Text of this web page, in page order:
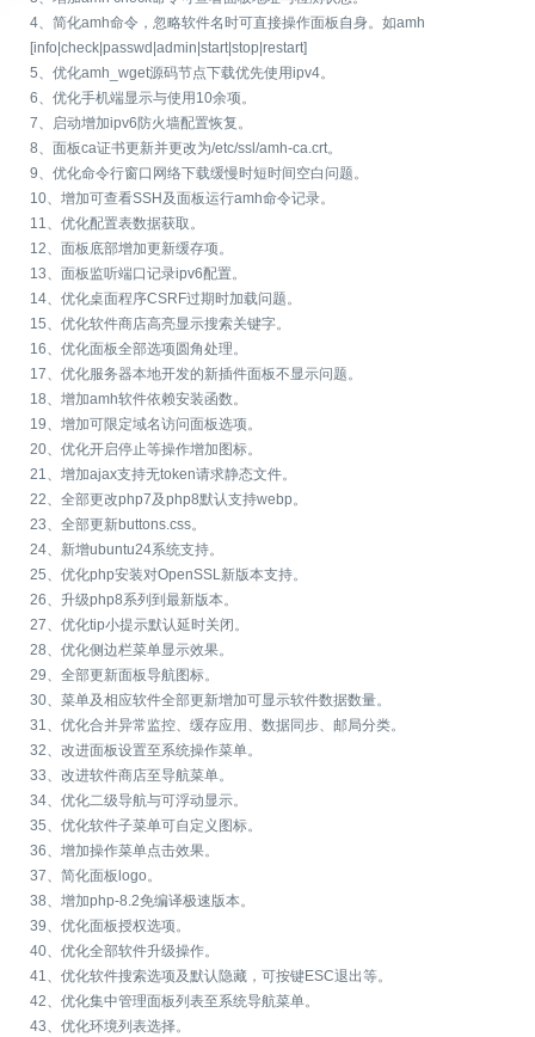
4、简化amh命令，忽略软件名时可直接操作面板自身。如amh
[info|check|passwd|admin|start|stop|restart]
5、优化amh_wget源码节点下载优先使用ipv4。
6、优化手机端显示与使用10余项。
7、启动增加ipv6防火墙配置恢复。
8、面板ca证书更新并更改为/etc/ssl/amh-ca.crt。
9、优化命令行窗口网络下载缓慢时短时间空白问题。
10、增加可查看SSH及面板运行amh命令记录。
11、优化配置表数据获取。
12、面板底部增加更新缓存项。
13、面板监听端口记录ipv6配置。
14、优化桌面程序CSRF过期时加载问题。
15、优化软件商店高亮显示搜索关键字。
16、优化面板全部选项圆角处理。
17、优化服务器本地开发的新插件面板不显示问题。
18、增加amh软件依赖安装函数。
19、增加可限定域名访问面板选项。
20、优化开启停止等操作增加图标。
21、增加ajax支持无token请求静态文件。
22、全部更改php7及php8默认支持webp。
23、全部更新buttons.css。
24、新增ubuntu24系统支持。
25、优化php安装对OpenSSL新版本支持。
26、升级php8系列到最新版本。
27、优化tip小提示默认延时关闭。
28、优化侧边栏菜单显示效果。
29、全部更新面板导航图标。
30、菜单及相应软件全部更新增加可显示软件数据数量。
31、优化合并异常监控、缓存应用、数据同步、邮局分类。
32、改进面板设置至系统操作菜单。
33、改进软件商店至导航菜单。
34、优化二级导航与可浮动显示。
35、优化软件子菜单可自定义图标。
36、增加操作菜单点击效果。
37、简化面板logo。
38、增加php-8.2免编译极速版本。
39、优化面板授权选项。
40、优化全部软件升级操作。
41、优化软件搜索选项及默认隐藏，可按键ESC退出等。
42、优化集中管理面板列表至系统导航菜单。
43、优化环境列表选择。